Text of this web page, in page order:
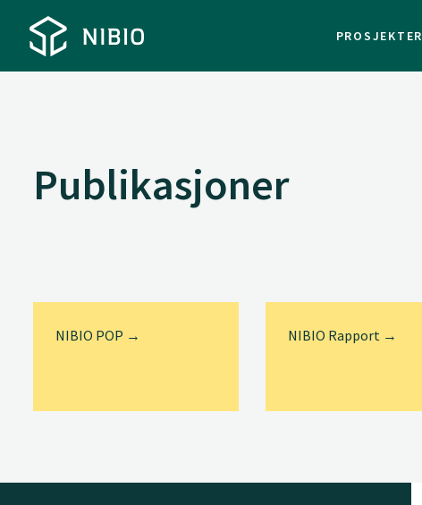
PROSJEKTER
Publikasjoner
NIBIO POP → NIBIO Rapport →